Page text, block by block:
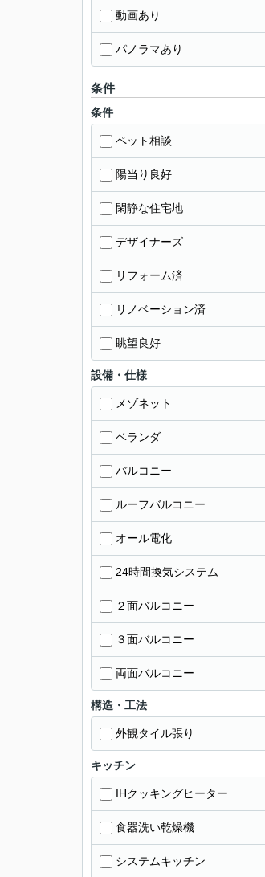
動画あり
パノラマあり
条件
条件
ペット相談
陽当り良好
閑静な住宅地
デザイナーズ
リフォーム済
リノベーション済
眺望良好
設備・仕様
メゾネット
ベランダ
バルコニー
ルーフバルコニー
オール電化
24時間換気システム
２面バルコニー
３面バルコニー
両面バルコニー
構造・工法
外観タイル張り
キッチン
IHクッキングヒーター
食器洗い乾燥機
システムキッチン